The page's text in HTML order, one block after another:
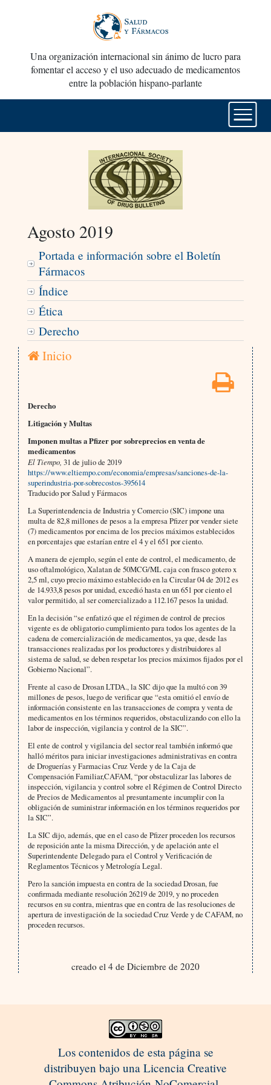
Una organización internacional sin ánimo de lucro para
fomentar el acceso y el uso adecuado de medicamentos
entre la población hispano-parlante
Agosto 2019
Portada e información sobre el Boletín
Fármacos
Índice
Ética
Derecho
Inicio
Derecho
Litigación y Multas
Imponen multas a Pfizer por sobreprecios en venta de
medicamentos
El Tiempo, 31 de julio de 2019
https://www.eltiempo.com/economia/empresas/sanciones-de-la-
superindustria-por-sobrecostos-395614
Traducido por Salud y Fármacos
La Superintendencia de Industria y Comercio (SIC) impone una
multa de 82,8 millones de pesos a la empresa Pfizer por vender siete
(7) medicamentos por encima de los precios máximos establecidos
en porcentajes que estarían entre el 4 y el 651 por ciento.
A manera de ejemplo, según el ente de control, el medicamento, de
uso oftalmológico, Xalatan de 50MCG/ML caja con frasco gotero x
2,5 ml, cuyo precio máximo establecido en la Circular 04 de 2012 es
de 14.933,8 pesos por unidad, excedió hasta en un 651 por ciento el
valor permitido, al ser comercializado a 112.167 pesos la unidad.
En la decisión “se enfatizó que el régimen de control de precios
vigente es de obligatorio cumplimiento para todos los agentes de la
cadena de comercialización de medicamentos, ya que, desde las
transacciones realizadas por los productores y distribuidores al
sistema de salud, se deben respetar los precios máximos fijados por el
Gobierno Nacional”.
Frente al caso de Drosan LTDA., la SIC dijo que la multó con 39
millones de pesos, luego de verificar que “esta omitió el envío de
información consistente en las transacciones de compra y venta de
medicamentos en los términos requeridos, obstaculizando con ello la
labor de inspección, vigilancia y control de la SIC”.
El ente de control y vigilancia del sector real también informó que
halló méritos para iniciar investigaciones administrativas en contra
de Droguerías y Farmacias Cruz Verde y de la Caja de
Compensación Familiar,CAFAM, “por obstaculizar las labores de
inspección, vigilancia y control sobre el Régimen de Control Directo
de Precios de Medicamentos al presuntamente incumplir con la
obligación de suministrar información en los términos requeridos por
la SIC”.
La SIC dijo, además, que en el caso de Pfizer proceden los recursos
de reposición ante la misma Dirección, y de apelación ante el
Superintendente Delegado para el Control y Verificación de
Reglamentos Técnicos y Metrología Legal.
Pero la sanción impuesta en contra de la sociedad Drosan, fue
confirmada mediante resolución 26219 de 2019, y no proceden
recursos en su contra, mientras que en contra de las resoluciones de
apertura de investigación de la sociedad Cruz Verde y de CAFAM, no
proceden recursos.
creado el 4 de Diciembre de 2020
Los contenidos de esta página se
distribuyen bajo una Licencia Creative